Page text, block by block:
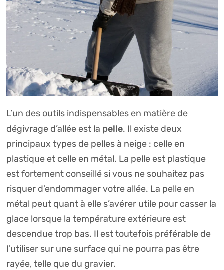
L’un des outils indispensables en matière de
dégivrage d’allée est la pelle. Il existe deux
principaux types de pelles à neige : celle en
plastique et celle en métal. La pelle est plastique
est fortement conseillé si vous ne souhaitez pas
risquer d’endommager votre allée. La pelle en
métal peut quant à elle s’avérer utile pour casser la
glace lorsque la température extérieure est
descendue trop bas. Il est toutefois préférable de
l’utiliser sur une surface qui ne pourra pas être
rayée, telle que du gravier.